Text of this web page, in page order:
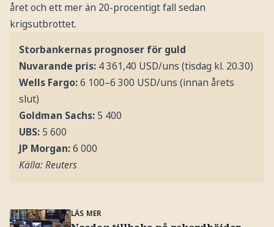
året och ett mer än 20-procentigt fall sedan
krigsutbrottet.
Storbankernas prognoser för guld
Nuvarande pris: 4 361,40 USD/uns (tisdag kl. 20.30)
Wells Fargo:6 100–6 300 USD/uns (innan årets
slut)
Goldman Sachs: 5 400
UBS: 5 600
JP Morgan:6 000
Källa: Reuters
LÄS MER